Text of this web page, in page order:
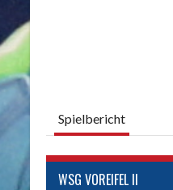
Spielbericht
WSG VOREIFEL II